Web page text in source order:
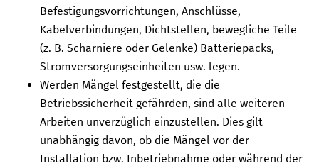
Befestigungsvorrichtungen, Anschlüsse,
Kabelverbindungen, Dichtstellen, bewegliche Teile
(z. B. Scharniere oder Gelenke) Batteriepacks,
Stromversorgungseinheiten usw. legen.
Werden Mängel festgestellt, die die
Betriebssicherheit gefährden, sind alle weiteren
Arbeiten unverzüglich einzustellen. Dies gilt
unabhängig davon, ob die Mängel vor der
Installation bzw. Inbetriebnahme oder während der